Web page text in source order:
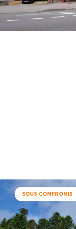
SOUS COMPROMIS